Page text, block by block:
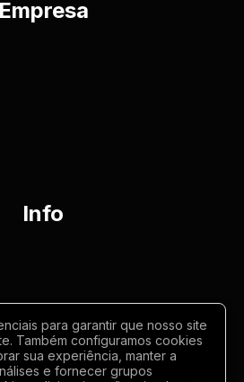
Empresa
Info
para garantir que nosso site
Também configuramos cookies
sua experiência, manter a
e fornecer grupos